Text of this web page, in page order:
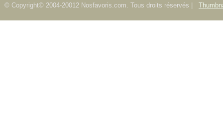
© Copyright© 2004-20012 Nosfavoris.com. Tous droits réservés |